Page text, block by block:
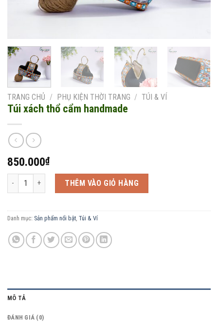
TRANG CHỦ / PHỤ KIỆN THỜI TRANG / TÚI & VÍ
Túi xách thổ cẩm handmade
850.000₫
Túi xách thổ cẩm handmade số lượng
THÊM VÀO GIỎ HÀNG
Danh mục: Sản phẩm nổi bật, Túi & Ví
MÔ TẢ
ĐÁNH GIÁ (0)